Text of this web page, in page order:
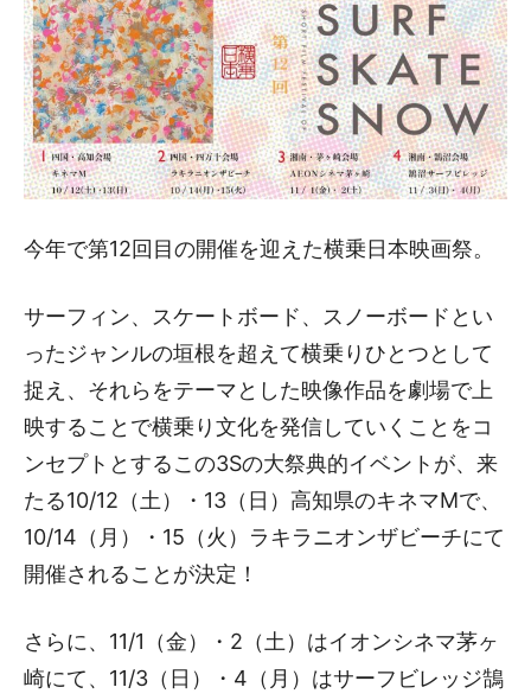
今年で第12回目の開催を迎えた横乗日本映画祭。
サーフィン、スケートボード、スノーボードとい
ったジャンルの垣根を超えて横乗りひとつとして
捉え、それらをテーマとした映像作品を劇場で上
映することで横乗り文化を発信していくことをコ
ンセプトとするこの3Sの大祭典的イベントが、来
たる10/12（土）・13（日）高知県のキネマMで、
10/14（月）・15（火）ラキラニオンザビーチにて
開催されることが決定！
さらに、11/1（金）・2（土）はイオンシネマ茅ヶ
崎にて、11/3（日）・4（月）はサーフビレッジ鵠